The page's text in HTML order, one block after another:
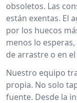
obsoletos. Las
están exentas. El
por los huecos
menos lo
de arrastre o en
Nuestro equipo
propia. No solo
fuente. Desde la